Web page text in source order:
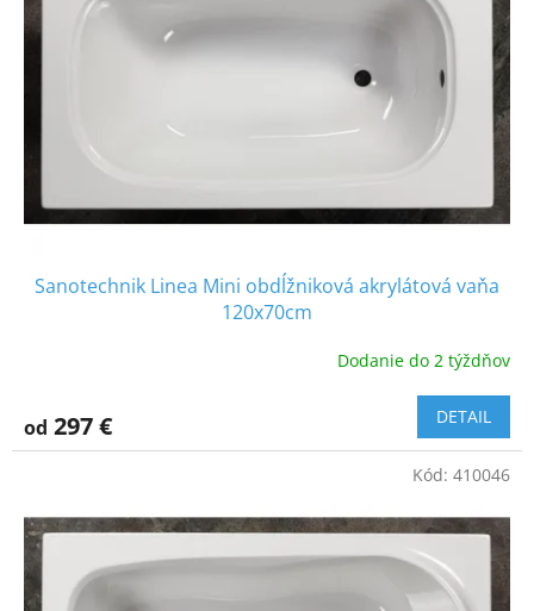
p
Sanotechnik Linea Mini obdĺžniková akrylátová vaňa
120x70cm
Dodanie do 2 týždňov
od 297 € DETAIL
Kód: 410046